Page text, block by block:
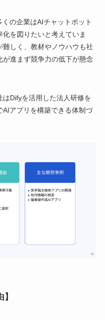
の企業はAIチャットボット
を図りたいと考えていま
しく、教材やノウハウも社
進まず競争力の低下が懸念
Difyを活用した法人研修を
アプリを構築できる体制づ